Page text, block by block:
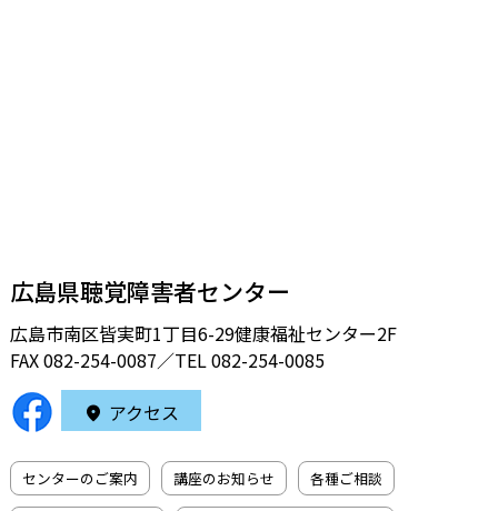
広島県聴覚障害者センター
広島市南区皆実町1丁目6-29健康福祉センター2F
FAX 082-254-0087／TEL082-254-0085
アクセス
センターのご案内 講座のお知らせ 各種ご相談